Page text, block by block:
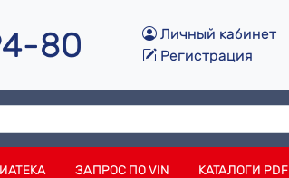
80
Личный кабинет
Регистрация
ЗАПРОС ПО VIN КАТАЛОГИ PDF